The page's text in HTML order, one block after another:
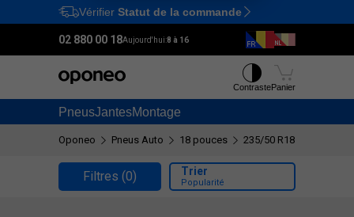
Ctrl M
Vérifier Statut de la commande
02 880 00 18Aujourd'hui:8 à 16
PneusJantesMontage
ContrastePanier
Oponeo Pneus Auto 18 pouces 235/50 R18
Filtres (0) Trier
Popularité